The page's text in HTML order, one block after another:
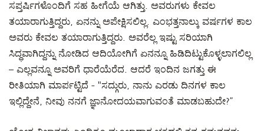
ಸಪ್ತರ್ಷಿಗಳೊಂದಿಗೆ ಸಹ ಹೀಗೆಯೆ ಆಗಿತ್ತು. ಅವರುಗಳು ಕೇವಲ
ತಯಾರಾಗುತ್ತಿದ್ದರು, ಏನನ್ನು ಅಪೇಕ್ಷಿಸಲಿಲ್ಲ. ಎಂಭತ್ತನಾಲ್ಕು ವರ್ಷಗಳ ಕಾಲ
ಅವರು ಕೇವಲ ತಯಾರಾಗುತ್ತಿದ್ದರು. ಅವರೆಲ್ಲ ಇಷ್ಟು ಸರಿಯಾಗಿ
ಸಿದ್ಧವಾಗಿದ್ದನ್ನು ನೋಡಿದ ಆದಿಯೋಗಿಗೆ ಏನನ್ನೂ ಹಿಡಿದಿಟ್ಟುಕೊಳ್ಳಲಾಗಲಿಲ್ಲ
– ಎಲ್ಲವನ್ನೂ ಅವರಿಗೆ ಧಾರೆಯೆರೆದ. ಆದರೆ ಇಂದಿನ ಜಗತ್ತು ಈ
ರೀತಿಯಾಗಿ ಮಾರ್ಪಟ್ಟಿದೆ - "ಸದ್ಗುರು, ನಾನು ಎರಡು ದಿನಗಳ ಕಾಲ
ಇಲ್ಲಿದ್ದೇನೆ, ನೀವು ನನಗೆ ಜ್ಞಾನೋದಯವಾಗುವಂತೆ ಮಾಡಬಹುದೇ?”